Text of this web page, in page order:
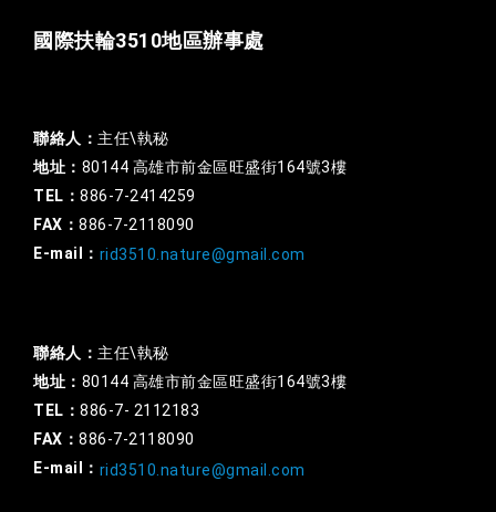
國際扶輪3510地區辦事處
聯絡人： 主任\執秘
地址： 80144 高雄市前金區旺盛街164號3樓
TEL： 886-7-2414259
FAX： 886-7-2118090
E-mail： rid3510.nature@gmail.com
聯絡人： 主任\執秘
地址： 80144 高雄市前金區旺盛街164號3樓
TEL： 886-7- 2112183
FAX： 886-7-2118090
E-mail： rid3510.nature@gmail.com